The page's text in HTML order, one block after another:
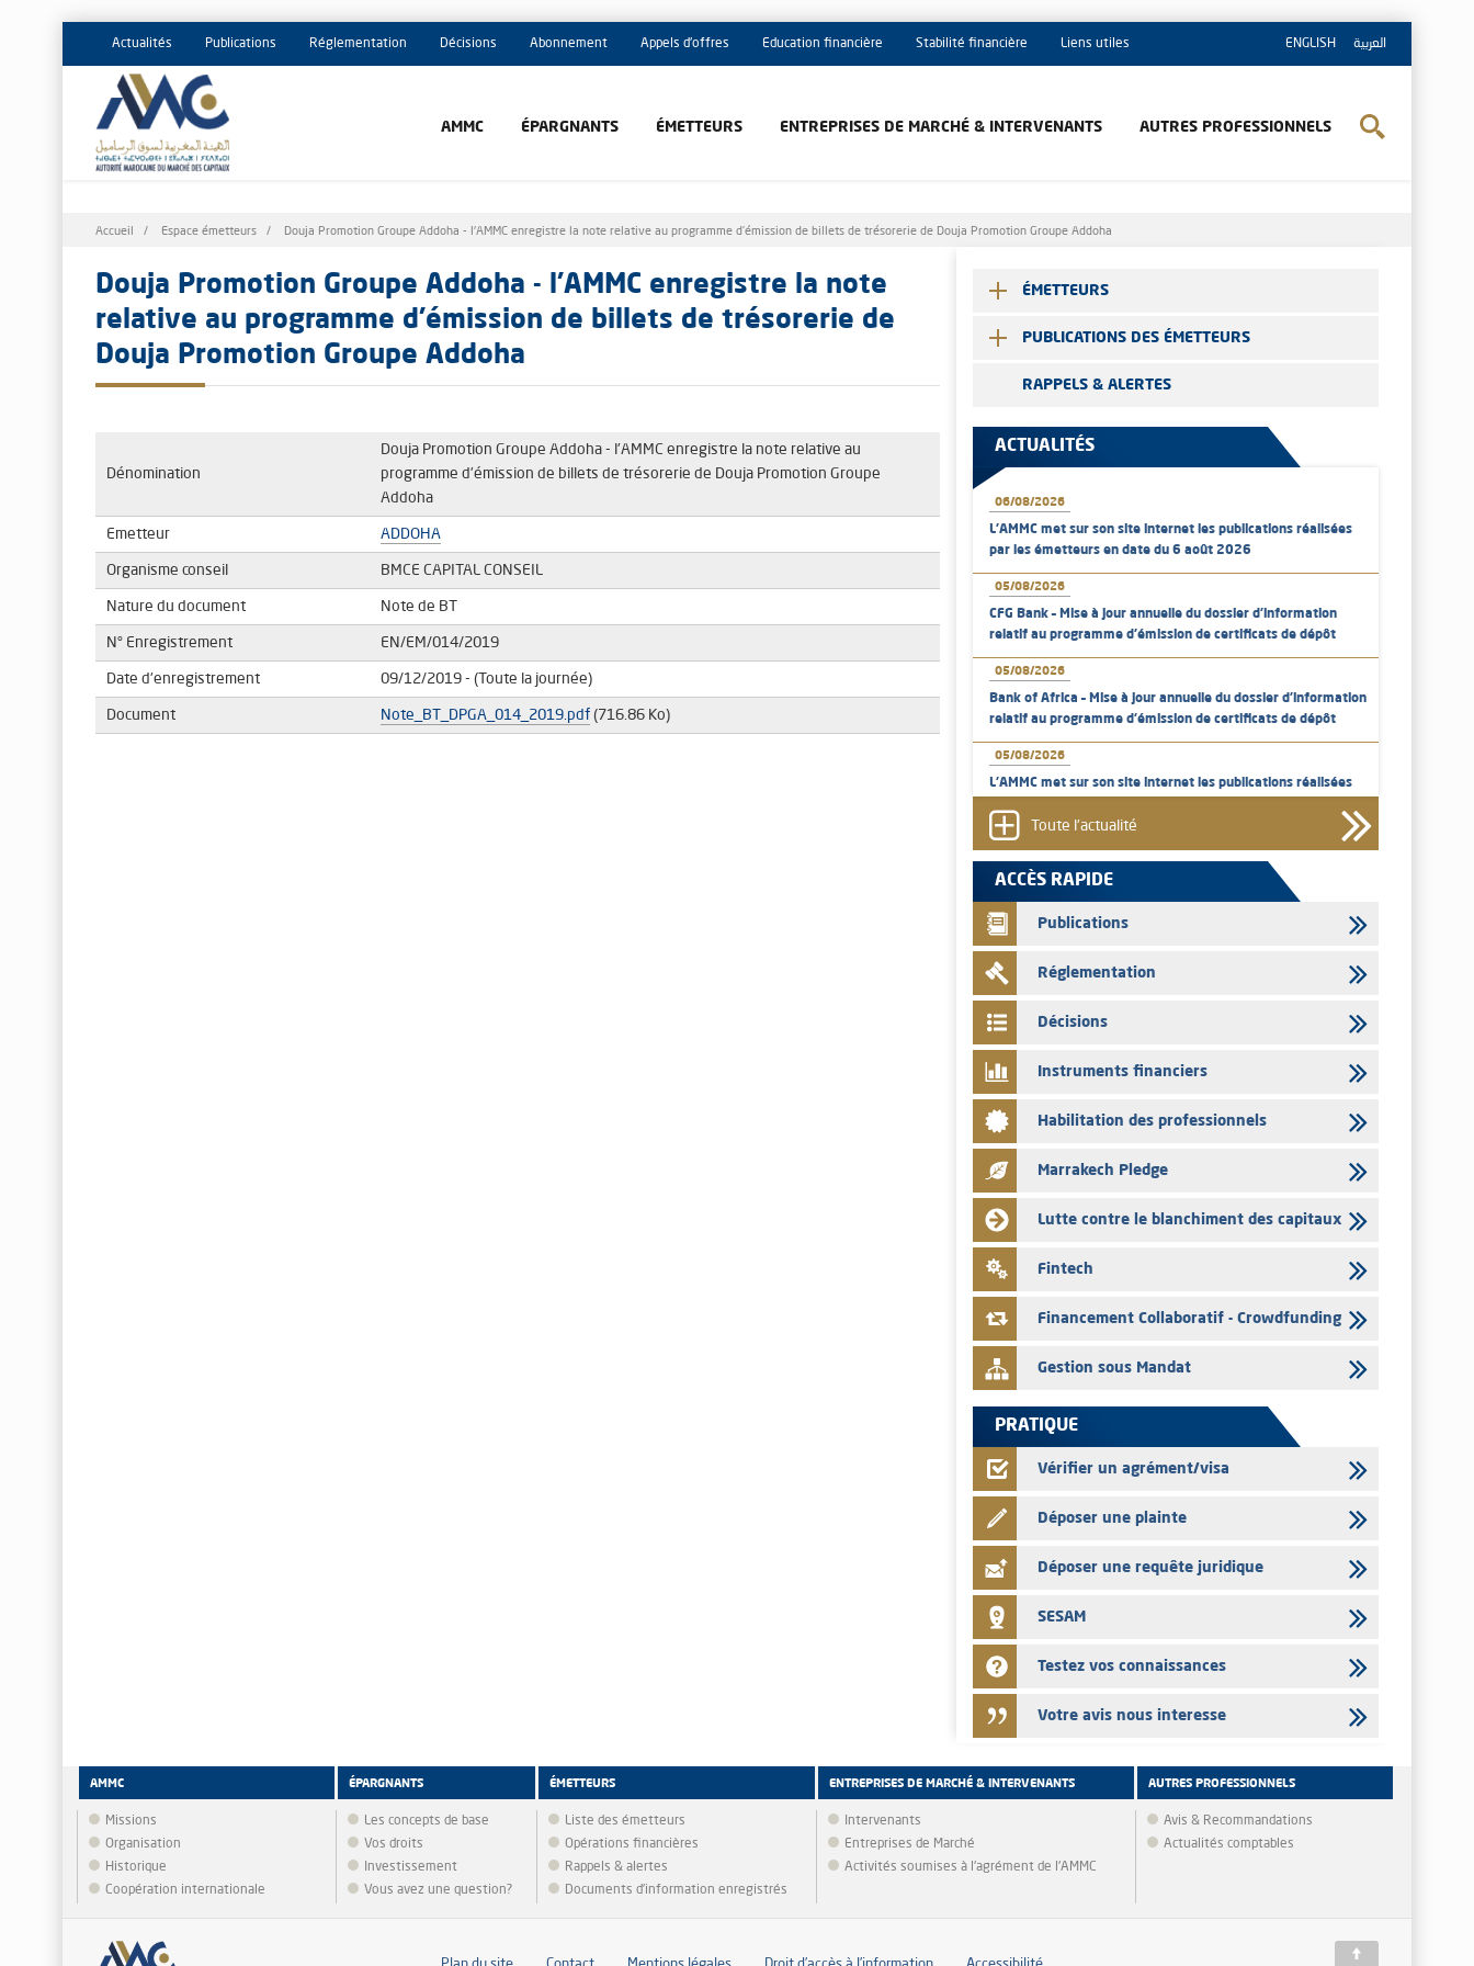
ENGLISH العربية Actualités Publications Réglementation Décisions Abonnement Appels d'offres Education financière Stabilité financière Liens utiles
AMMC ÉPARGNANTS ÉMETTEURS ENTREPRISES DE MARCHÉ & INTERVENANTS AUTRES PROFESSIONNELS
Fil
Accueil Espace émetteurs Douja Promotion Groupe Addoha - l'AMMC enregistre la note relative au programme d’émission de billets de trésorerie de Douja Promotion Groupe Addoha
Douja Promotion Groupe Addoha - l'AMMC enregistre la note
relative au programme d’émission de billets de trésorerie de
Douja Promotion Groupe Addoha
Dénomination
Douja Promotion Groupe Addoha - l'AMMC enregistre la note relative au
programme d’émission de billets de trésorerie de Douja Promotion Groupe
Addoha
Emetteur ADDOHA
Organisme conseil BMCE CAPITAL CONSEIL
Nature du document Note de BT
N° Enregistrement EN/EM/014/2019
Date d'enregistrement 09/12/2019 - (Toute la journée)
Document Note_BT_DPGA_014_2019.pdf (716.86 Ko)
ÉMETTEURS
PUBLICATIONS DES ÉMETTEURS
RAPPELS & ALERTES
ACTUALITÉS
06/08/2026
L’AMMC met sur son site internet les publications réalisées
par les émetteurs en date du 6 août 2026
05/08/2026
CFG Bank – Mise à jour annuelle du dossier d’information
relatif au programme d'émission de certificats de dépôt
05/08/2026
Bank of Africa – Mise à jour annuelle du dossier d’information
relatif au programme d'émission de certificats de dépôt
05/08/2026
L’AMMC met sur son site internet les publications réalisées
04/08/2026
L’AMMC met sur son site internet les publications réalisées
par les émetteurs en date du 4 août 2026
03/08/2026
Saham Bank – Mise à jour annuelle du dossier d’information
relatif au programme d'émission de certificats de dépôt
L’AMMC met sur son site internet les publications réalisées
03/08/2026
Liste des agréments et visas d'OPCVM accordés par l'AMMC
pour le mois de juillet 2026
03/08/2026
L' AMMC publie les indicateurs mensuels du marché des
capitaux pour le mois de Juin 2026
31/07/2026
L’AMMC met sur son site internet les publications réalisées
par les émetteurs du 30 au 31 juillet 2026
Toute l'actualité
ACCÈS RAPIDE
Publications
Réglementation
Décisions
Instruments financiers
Habilitation des professionnels
Marrakech Pledge
Lutte contre le blanchiment des capitaux
Fintech
Financement Collaboratif - Crowdfunding
Gestion sous Mandat
PRATIQUE
Vérifier un agrément/visa
Déposer une plainte
Déposer une requête juridique
SESAM
Testez vos connaissances
Votre avis nous interesse
AMMC
Missions
Organisation
Historique
Coopération internationale
ÉPARGNANTS
Les concepts de base
Vos droits
Investissement
Vous avez une question?
ÉMETTEURS
Liste des émetteurs
Opérations financières
Rappels & alertes
Documents d’information enregistrés
ENTREPRISES DE MARCHÉ & INTERVENANTS
Intervenants
Entreprises de Marché
Activités soumises à l'agrément de l'AMMC
AUTRES PROFESSIONNELS
Avis & Recommandations
Actualités comptables